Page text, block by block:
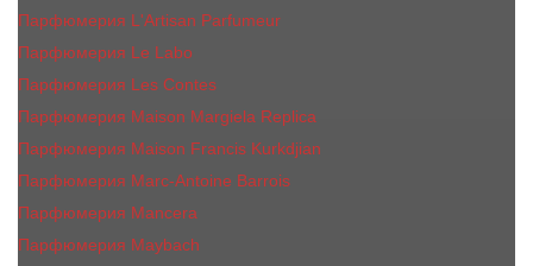
Парфюмерия L'Artisan Parfumeur
Парфюмерия Le Labo
Парфюмерия Les Contes
Парфюмерия Maison Margiela Replica
Парфюмерия Maison Francis Kurkdjian
Парфюмерия Marc-Antoine Barrois
Парфюмерия Mancera
Парфюмерия Maybach